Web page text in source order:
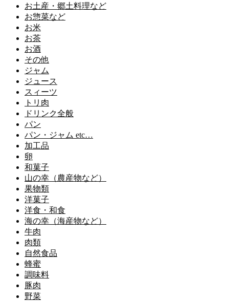
お土産・郷土料理など
お惣菜など
お米
お茶
お酒
その他
ジャム
ジュース
スィーツ
トリ肉
ドリンク全般
パン
パン・ジャム etc…
加工品
卵
和菓子
山の幸（農産物など）
果物類
洋菓子
洋食・和食
海の幸（海産物など）
牛肉
肉類
自然食品
蜂蜜
調味料
豚肉
野菜